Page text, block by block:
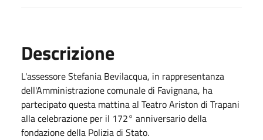
Descrizione
L'assessore Stefania Bevilacqua, in rappresentanza
dell'Amministrazione comunale di Favignana, ha
partecipato questa mattina al Teatro Ariston di Trapani
alla celebrazione per il 172° anniversario della
fondazione della Polizia di Stato.